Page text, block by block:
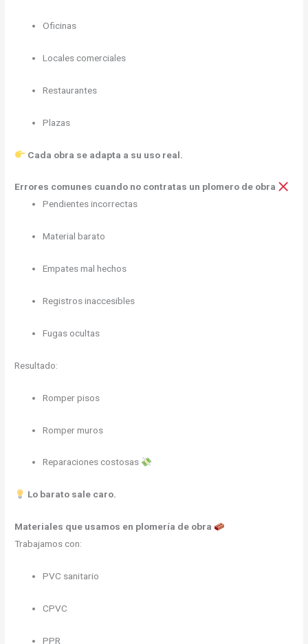
Oficinas
Locales comerciales
Restaurantes
Plazas
Cada obra se adapta a su uso real.
Errores comunes cuando no contratas un plomero de obra
Pendientes incorrectas
Material barato
Empates mal hechos
Registros inaccesibles
Fugas ocultas
Resultado:
Romper pisos
Romper muros
Reparaciones costosas
Lo barato sale caro.
Materiales que usamos en plomería de obra
Trabajamos con:
PVC sanitario
CPVC
PPR